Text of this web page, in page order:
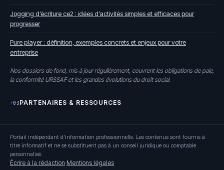
Jogging d’écriture ce2 : idées d’activités simples et efficaces pour
progresser
Pure player : définition, exemples concrets et enjeux pour votre
entreprise
Nos dossiers de fond, mis à jour régulièrement, couvrent les obligations de paie,
la conformité URSSAF et les grandes évolutions du droit social.
·03PARTENAIRES & RESSOURCES
Portail indépendant d'information professionnelle. Les contenus sont fournis à
titre informatif et ne se substituent pas à un conseil juridique ou comptable
personnalisé.
Écrire à la rédaction·Mentions légales